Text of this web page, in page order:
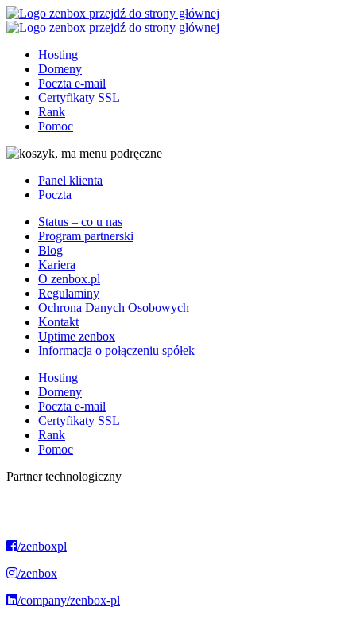
Przejdź
do
treści
Przejdź
do
Hosting
Domeny
Poczta e-mail
Certyfikaty SSL
Rank
Pomoc
Panel klienta
Poczta
Status – co u nas
Program partnerski
Blog
Kariera
O zenbox.pl
Regulaminy
Ochrona Danych Osobowych
Kontakt
Uptime zenbox
Informacja o połączeniu spółek
Hosting
Domeny
Poczta e-mail
Certyfikaty SSL
Rank
Pomoc
Partner technologiczny
/zenboxpl
/zenbox
/company/zenbox-pl